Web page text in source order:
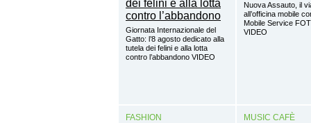
Giornata Internazionale del
Gatto: l’8 agosto dedicato alla
tutela dei felini e alla lotta
contro l’abbandono VIDEO
Nuova Assauto, il
all’officina mobile
Mobile Service
VIDEO
FASHION MUSIC CAFÈ